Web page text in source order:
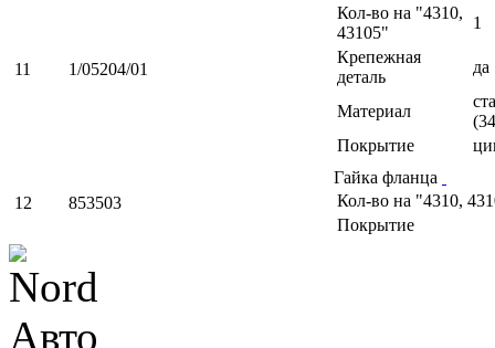
11 1/05204/01
Кол-во на "4310,
43105"
1
Крепежная
деталь
да
Материал
Покрытие
12 853503
Гайка фланца
Кол-во на "4310,
Покрытие